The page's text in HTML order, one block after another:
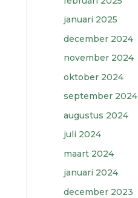
januari 2025
december 2024
november 2024
oktober 2024
september 2024
augustus 2024
juli 2024
maart 2024
januari 2024
december 2023